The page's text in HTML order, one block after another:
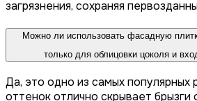
загрязнения, сохраняя
Можно ли использовать фасадную
только для облицовки цоколя и
Да, это одно из самых
оттенок отлично скрывает брызги